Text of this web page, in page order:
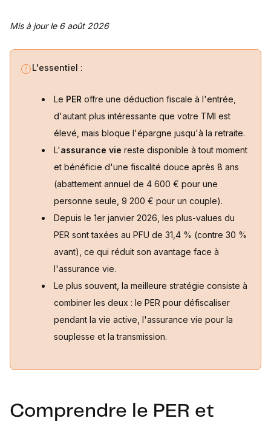
PER ou assurance vie : lequel rapporte le plus ?
Mis à jour le 6 août 2026
L'essentiel :
Le PER offre une déduction fiscale à l'entrée,
d'autant plus intéressante que votre TMI est
élevé, mais bloque l'épargne jusqu'à la retraite.
L'assurance vie reste disponible à tout moment
et bénéficie d'une fiscalité douce après 8 ans
(abattement annuel de 4 600 € pour une
personne seule, 9 200 € pour un couple).
Depuis le 1er janvier 2026, les plus-values du
PER sont taxées au PFU de 31,4 % (contre 30 %
avant), ce qui réduit son avantage face à
l'assurance vie.
Le plus souvent, la meilleure stratégie consiste à
combiner les deux : le PER pour défiscaliser
pendant la vie active, l'assurance vie pour la
souplesse et la transmission.
Comprendre le PER et